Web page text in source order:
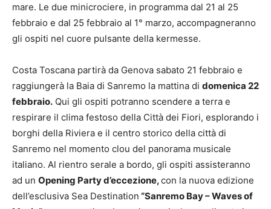
mare. Le due minicrociere, in programma dal 21 al 25
febbraio e dal 25 febbraio al 1° marzo, accompagneranno
gli ospiti nel cuore pulsante della kermesse.
Costa Toscana partirà da Genova sabato 21 febbraio e
raggiungerà la Baia di Sanremo la mattina di domenica 22
febbraio. Qui gli ospiti potranno scendere a terra e
respirare il clima festoso della Città dei Fiori, esplorando i
borghi della Riviera e il centro storico della città di
Sanremo nel momento clou del panorama musicale
italiano. Al rientro serale a bordo, gli ospiti assisteranno
ad un Opening Party d’eccezione,con la nuova edizione
dell’esclusiva Sea Destination “Sanremo Bay – Waves of